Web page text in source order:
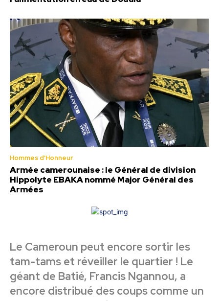
Hommes d'Honneur
Armée camerounaise : le Général de division
Hippolyte EBAKA nommé Major Général des
Armées
Le Cameroun peut encore sortir les
tam-tams et réveiller le quartier ! Le
géant de Batié, Francis Ngannou, a
encore distribué des coups comme un